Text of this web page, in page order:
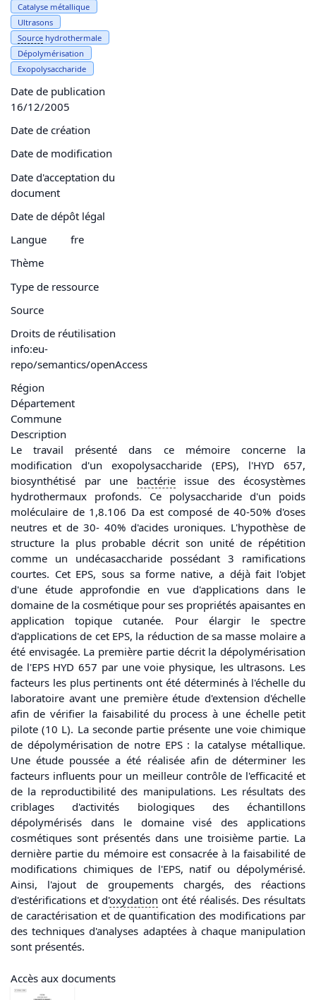
Catalyse métallique
Ultrasons
Source hydrothermale
Dépolymérisation
Exopolysaccharide
Date de publication
16/12/2005
Date de création
Date de modification
Date d'acceptation du
document
Date de dépôt légal
Langue
fre
Thème
Type de ressource
Source
Droits de réutilisation
info:eu-
repo/semantics/openAccess
Région
Département
Commune
Description
Le travail présenté dans ce mémoire concerne la
modification d'un exopolysaccharide (EPS), l'HYD 657,
biosynthétisé par une bactérieissue des écosystèmes
hydrothermaux profonds. Ce polysaccharide d'un poids
moléculaire de 1,8.106 Da est composé de 40-50% d'oses
neutres et de 30- 40% d'acides uroniques. L'hypothèse de
structure la plus probable décrit son unité de répétition
comme un undécasaccharide possédant 3 ramifications
courtes. Cet EPS, sous sa forme native, a déjà fait l'objet
d'une étude approfondie en vue d'applications dans le
domaine de la cosmétique pour ses propriétés apaisantes en
application topique cutanée. Pour élargir le spectre
d'applications de cet EPS, la réduction de sa masse molaire a
été envisagée. La première partie décrit la dépolymérisation
de l'EPS HYD 657 par une voie physique, les ultrasons. Les
facteurs les plus pertinents ont été déterminés à l'échelle du
laboratoire avant une première étude d'extension d'échelle
afin de vérifier la faisabilité du process à une échelle petit
pilote (10 L). La seconde partie présente une voie chimique
de dépolymérisation de notre EPS : la catalyse métallique.
Une étude poussée a été réalisée afin de déterminer les
facteurs influents pour un meilleur contrôle de l'efficacité et
de la reproductibilité des manipulations. Les résultats des
criblages d'activités biologiques des échantillons
dépolymérisés dans le domaine visé des applications
cosmétiques sont présentés dans une troisième partie. La
dernière partie du mémoire est consacrée à la faisabilité de
modifications chimiques de l'EPS, natif ou dépolymérisé.
Ainsi, l'ajout de groupements chargés, des réactions
d'estérifications et d'oxydation ont été réalisés. Des résultats
de caractérisation et de quantification des modifications par
des techniques d'analyses adaptées à chaque manipulation
sont présentés.
Accès aux documents